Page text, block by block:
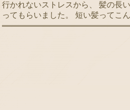
行かれないストレスから、 髪の長
ってもらいました。 短い髪ってこ